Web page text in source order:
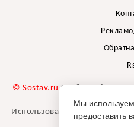
© Sostav.ru 1998-2026
Использование материалов
указании
Мы
предоставить